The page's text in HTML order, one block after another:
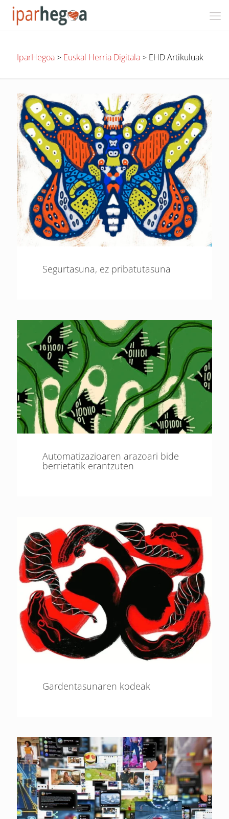
IparHegoa> Euskal Herria Digitala> EHD Artikuluak
Segurtasuna, ez pribatutasuna
Automatizazioaren arazoari bide
berrietatik erantzuten
Gardentasunaren kodeak